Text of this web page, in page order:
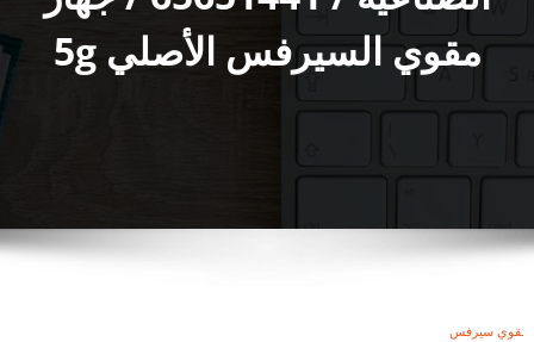
مقوي السيرفس الأصلي 5g
مقوي سيرفس